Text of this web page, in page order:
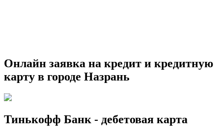
Онлайн заявка на кредит и кредитную
карту в городе Назрань
Тинькофф Банк - дебетовая карта